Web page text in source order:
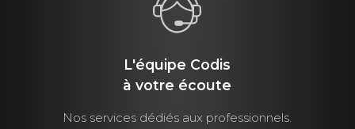
L'équipe Codis
à votre écoute
Nos services dédiés aux professionnels.